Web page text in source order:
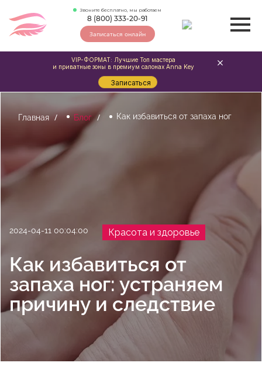
Звоните бесплатно, мы работаем
8 (800) 333-20-91
Записаться онлайн
Главная Блог Как избавиться от запаха ног
2024-04-11 00:04:00 Красота и здоровье
Как избавиться от
запаха ног: устраняем
причину и следствие
VIP-ФОРМАТ: Лучшие Топ мастера
и приватные зоны в премиум салонах Anna Key
Записаться